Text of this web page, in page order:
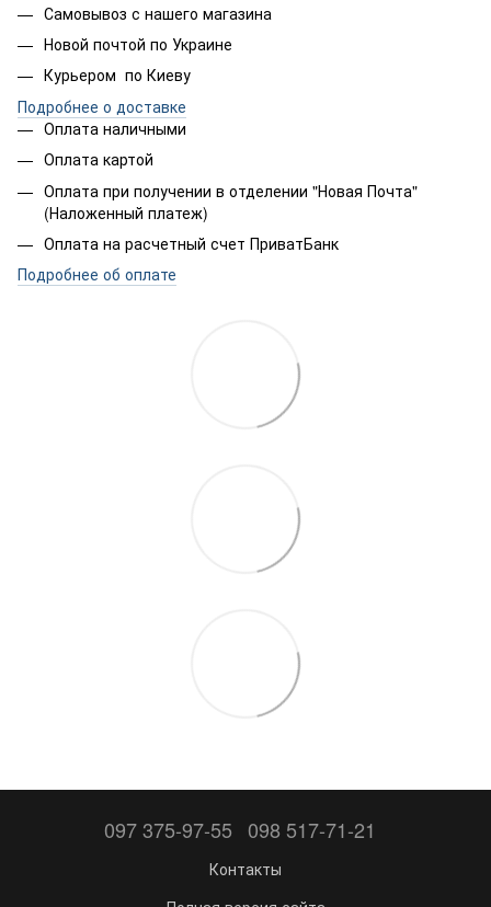
Самовывоз с нашего магазина
Новой почтой по Украине
Курьером по Киеву
Подробнее о доставке
Оплата наличными
Оплата картой
Оплата при получении в отделении "Новая Почта"
(Наложенный платеж)
Оплата на расчетный счет ПриватБанк
Подробнее об оплате
097 375-97-55 098 517-71-21
Контакты